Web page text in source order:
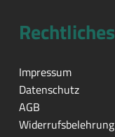
Rechtliches
Impressum
Datenschutz
AGB
Widerrufsbelehrung